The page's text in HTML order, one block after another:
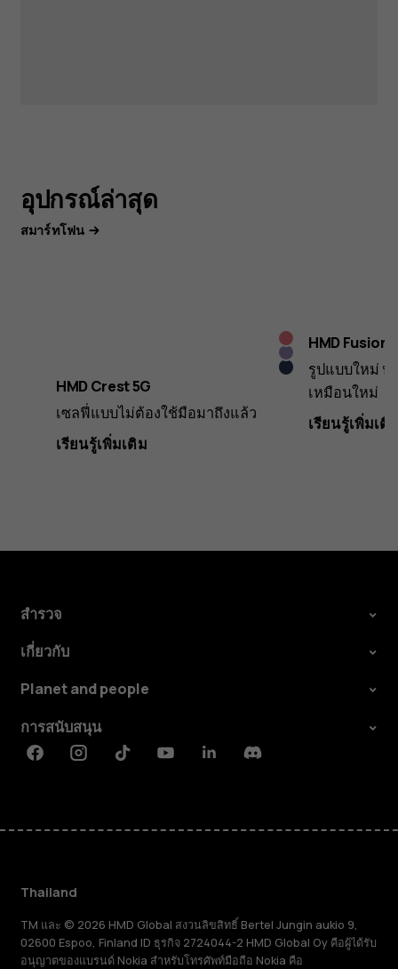
อุปกรณ์ล่าสุด
สมาร์ทโฟน
Royal
Pink
ลัช
ไลแลค
Midnight
Blue
HMD Crest 5G
เซลฟี่แบบไม่ต้องใช้มือมาถึงแล้ว
เรียนรู้เพิ่มเติม
HMD Fusion
รูปแบบใหม่ ป
เหมือนใหม่
เรียนรู้เพิ่มเติ
สำรวจ
เกี่ยวกับ
Planet and people
การสนับสนุน
FacebookInstagramTiktokYoutubeLinkedinDiscord
Thailand
TM และ © 2026 HMD Global สงวนลิขสิทธิ์ Bertel Jungin aukio 9,
02600 Espoo, Finland ID ธุรกิจ 2724044-2 HMD Global Oy คือผู้ได้รับ
อนุญาตของแบรนด์ Nokia สำหรับโทรศัพท์มือถือ Nokia คือ